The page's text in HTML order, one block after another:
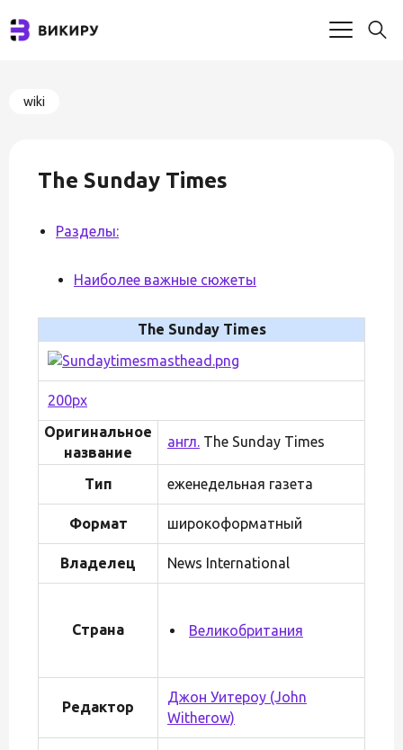
wiki
The Sunday Times
Разделы:
Наиболее важные сюжеты
The Sunday Times
200px
Оригинальное
название
англ. The Sunday Times
Тип еженедельная газета
Формат широкоформатный
Владелец News International
Страна Великобритания
Редактор
Джон Уитероу (John
Witherow)